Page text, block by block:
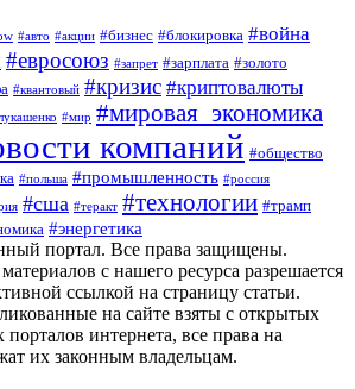
#авто #акции #бизнес #блокировка #война
#евросоюз #запрет #зарплата #золото
#квантовый #кризис #криптовалюты
#мир #мировая_экономика
компаний #общество
#польша #промышленность #россия
#сша #теракт #технологии #трамп
#энергетика
портал. Все права защищены.
с нашего ресурса разрешается
ссылкой на страницу статьи.
на сайте взяты с открытых
интернета, все права на
их законным владельцам.